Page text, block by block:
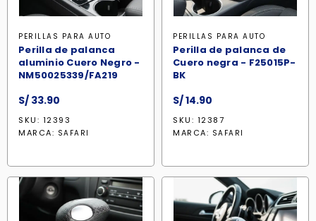
PERILLAS PARA AUTO
Perilla de palanca
aluminio Cuero Negro -
NM50025339/FA219
S/ 33.90
SKU: 12393
MARCA: SAFARI
PERILLAS PARA AUTO
Perilla de palanca de
Cuero negra - F25015P-
BK
S/14.90
SKU: 12387
MARCA: SAFARI